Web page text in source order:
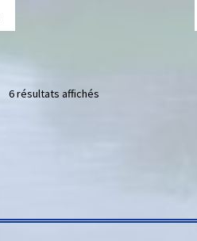
6 résultats affichés